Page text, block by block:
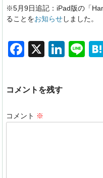
※5月9日追記：iPad版の「
ることをお知らせしました。
F
e
b
X
Li
Li
コメントを残す
コメント ※